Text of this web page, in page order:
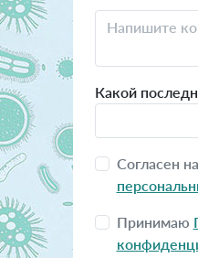
Какой
Согласен на
Принимаю